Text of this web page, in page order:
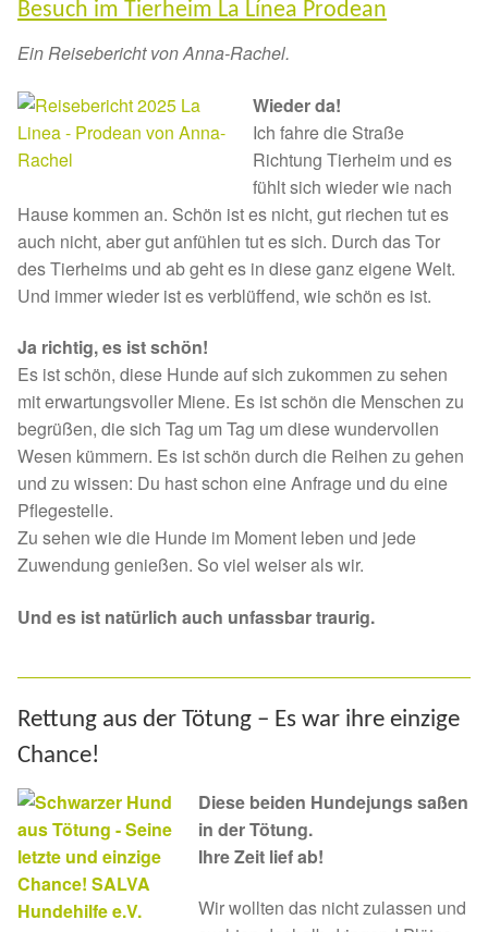
Besuch im Tierheim La Línea Prodean
Ein Reisebericht von Anna-Rachel.
Wieder da!
Ich fahre die Straße
Richtung Tierheim und es
fühlt sich wieder wie nach
Hause kommen an. Schön ist es nicht, gut riechen tut es
auch nicht, aber gut anfühlen tut es sich. Durch das Tor
des Tierheims und ab geht es in diese ganz eigene Welt.
Und immer wieder ist es verblüffend, wie schön es ist.
Ja richtig, es ist schön!
Es ist schön, diese Hunde auf sich zukommen zu sehen
mit erwartungsvoller Miene. Es ist schön die Menschen zu
begrüßen, die sich Tag um Tag um diese wundervollen
Wesen kümmern. Es ist schön durch die Reihen zu gehen
und zu wissen: Du hast schon eine Anfrage und du eine
Pflegestelle.
Zu sehen wie die Hunde im Moment leben und jede
Zuwendung genießen. So viel weiser als wir.
Und es ist natürlich auch unfassbar traurig.
Rettung aus der Tötung – Es war ihre einzige
Chance!
Diese beiden Hundejungs saßen
in der Tötung.
Ihre Zeit lief ab!
Wir wollten das nicht zulassen und